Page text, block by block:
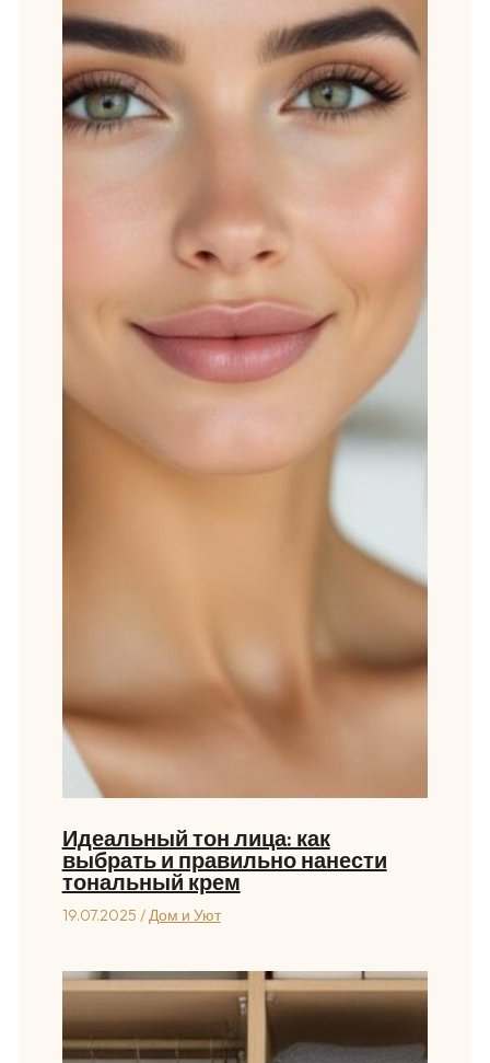
Идеальный тон лица: как
выбрать и правильно нанести
тональный крем
19.07.2025 /Дом и Уют